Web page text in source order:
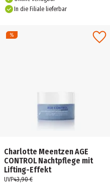
In die Filiale lieferbar
Charlotte Meentzen AGE
CONTROL Nachtpflege mit
Lifting-Effekt
UVP43,90 €